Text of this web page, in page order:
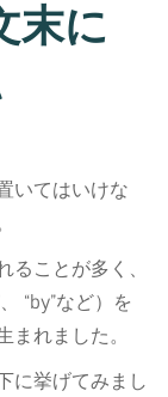
末に
いてはいけな
ることが多く、
“by”など）を
れました。
に挙げてみまし